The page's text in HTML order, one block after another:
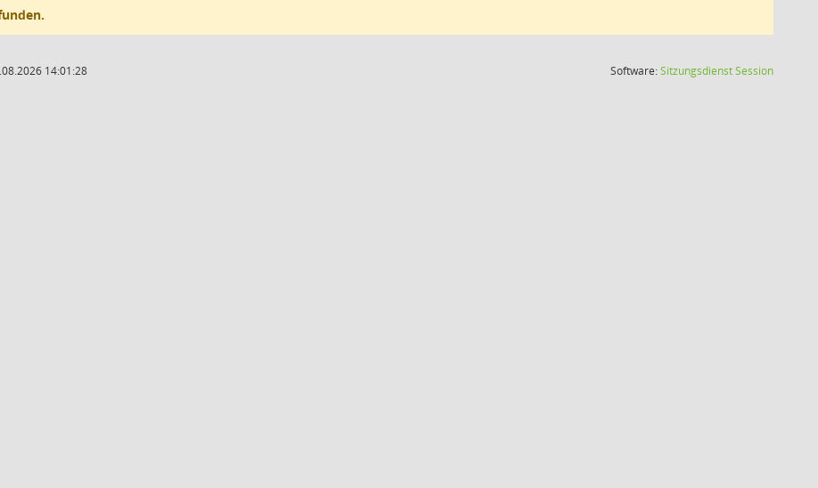
14:01:28 Software:SitzungsdienstSession(Wird in